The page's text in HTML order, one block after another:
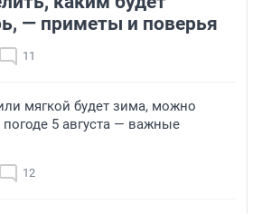
— приметы и поверья
11
мягкой будет зима, можно
погоде 5 августа — важные
12